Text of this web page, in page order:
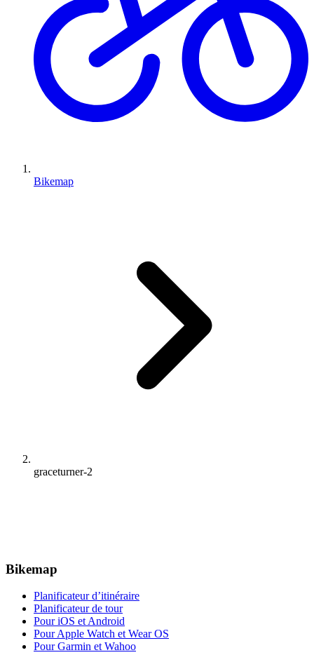
Bikemap
graceturner-2
Bikemap
Planificateur d’itinéraire
Planificateur de tour
Pour iOS et Android
Pour Apple Watch et Wear OS
Pour Garmin et Wahoo